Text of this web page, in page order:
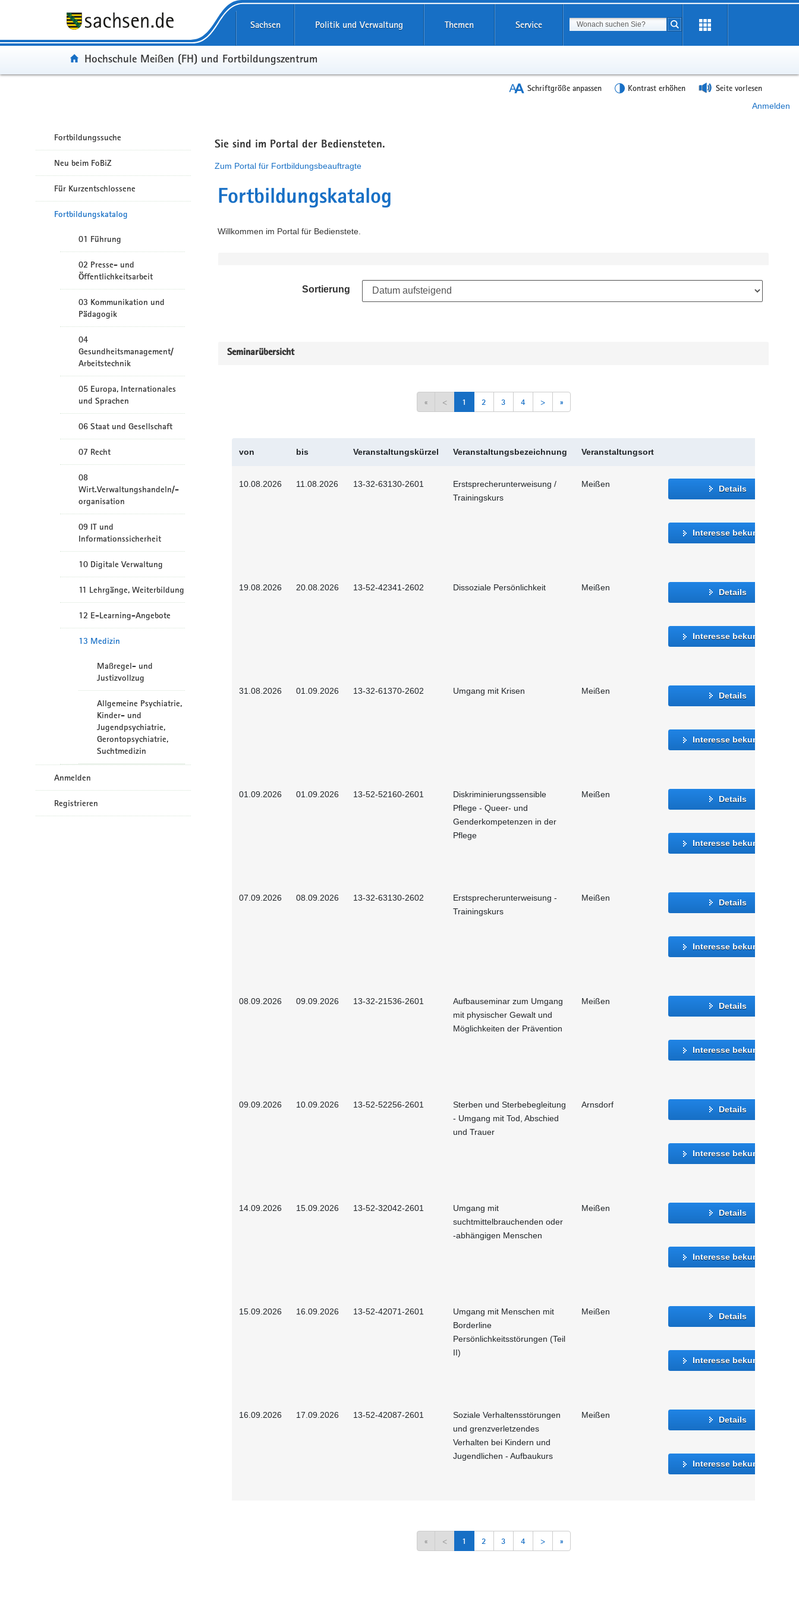
Sachsen Politik und Verwaltung Themen Service Suchbegriff
Suche starten
Portal:
Hochschule Meißen (FH) und Fortbildungszentrum
Schriftgröße anpassen Kontrast erhöhen Seite vorlesen
Anmelden
Fortbildungssuche
Neu beim FoBiZ
Für Kurzentschlossene
Fortbildungskatalog
01 Führung
02 Presse- und
Öffentlichkeitsarbeit
03 Kommunikation und
Pädagogik
04
Gesundheitsmanagement/
Arbeitstechnik
05 Europa, Internationales
und Sprachen
06 Staat und Gesellschaft
07 Recht
08
Wirt.Verwaltungshandeln/-
organisation
09 IT und
Informationssicherheit
10 Digitale Verwaltung
11 Lehrgänge, Weiterbildung
12 E-Learning-Angebote
13 Medizin
Maßregel- und
Justizvollzug
Allgemeine Psychiatrie,
Kinder- und
Jugendpsychiatrie,
Gerontopsychiatrie,
Suchtmedizin
Anmelden
Registrieren
Sie sind im Portal der Bediensteten.
Zum Portal für Fortbildungsbeauftragte
Fortbildungskatalog
Willkommen im Portal für Bedienstete.
Sortierung
Seminarübersicht
« < 1 2 3 4 > »
von bis Veranstaltungskürzel Veranstaltungsbezeichnung Veranstaltungsort
10.08.2026 11.08.2026 13-32-63130-2601
Erstsprecherunterweisung /
Trainingskurs
Meißen Details
Interesse bekunden
19.08.2026 20.08.2026 13-52-42341-2602 Dissoziale Persönlichkeit Meißen Details
Interesse bekunden
31.08.2026 01.09.2026 13-32-61370-2602 Umgang mit Krisen Meißen Details
Interesse bekunden
01.09.2026 01.09.2026 13-52-52160-2601
Diskriminierungssensible
Pflege - Queer- und
Genderkompetenzen in der
Pflege
Meißen Details
Interesse bekunden
07.09.2026 08.09.2026 13-32-63130-2602
Erstsprecherunterweisung -
Trainingskurs
Meißen Details
Interesse bekunden
08.09.2026 09.09.2026 13-32-21536-2601
Aufbauseminar zum Umgang
mit physischer Gewalt und
Möglichkeiten der Prävention
Meißen Details
Interesse bekunden
09.09.2026 10.09.2026 13-52-52256-2601
Sterben und Sterbebegleitung
- Umgang mit Tod, Abschied
und Trauer
Arnsdorf Details
Interesse bekunden
14.09.2026 15.09.2026 13-52-32042-2601
Umgang mit
suchtmittelbrauchenden oder
-abhängigen Menschen
Meißen Details
Interesse bekunden
15.09.2026 16.09.2026 13-52-42071-2601
Umgang mit Menschen mit
Borderline
Persönlichkeitsstörungen (Teil
II)
Meißen Details
Interesse bekunden
16.09.2026 17.09.2026 13-52-42087-2601
Soziale Verhaltensstörungen
und grenzverletzendes
Verhalten bei Kindern und
Jugendlichen - Aufbaukurs
Meißen Details
Interesse bekunden
« < 1 2 3 4 > »